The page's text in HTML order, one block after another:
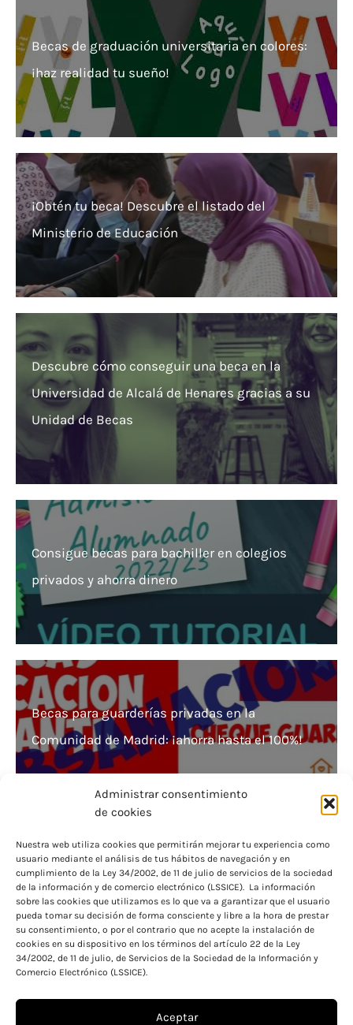
Administrar consentimiento
de cookies
Nuestra web utiliza cookies que permitirán mejorar tu experiencia como
usuario mediante el análisis de tus hábitos de navegación y en
cumplimiento de la Ley 34/2002, de 11 de julio de servicios de la sociedad
de la información y de comercio electrónico (LSSICE). La información
sobre las cookies que utilizamos es lo que va a garantizar que el usuario
pueda tomar su decisión de forma consciente y libre a la hora de prestar
su consentimiento, o por el contrario que no acepte la instalación de
cookies en su dispositivo en los términos del artículo 22 de la Ley
34/2002, de 11 de julio, de Servicios de la Sociedad de la Información y
Comercio Electrónico (LSSICE).
Aceptar
Becas de graduación universitaria en colores:
¡haz realidad tu sueño!
¡Obtén tu beca! Descubre el listado del
Ministerio de Educación
Descubre cómo conseguir una beca en la
Universidad de Alcalá de Henares gracias a su
Unidad de Becas
Consigue becas para bachiller en colegios
privados y ahorra dinero
Becas para guarderías privadas en la
Comunidad de Madrid: ¡ahorra hasta el 100%!
Consigue becas para estudiar fuera de tu
provincia ¡Ya disponibles!